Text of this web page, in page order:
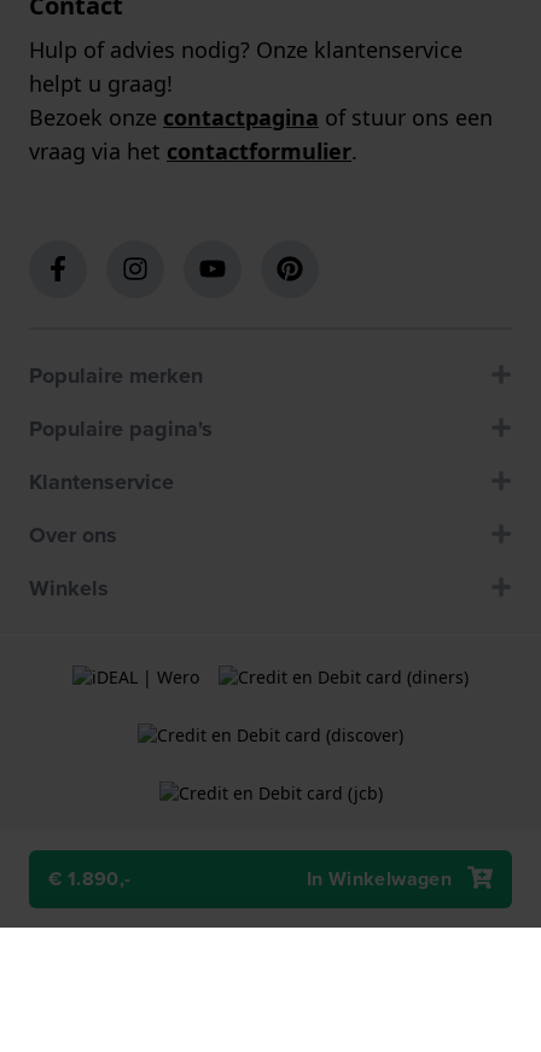
€ 1.890,- In Winkelwagen
Hulp of advies nodig? Onze klantenservice
helpt u graag!
Bezoek onze contactpagina of stuur ons een
vraag via het contactformulier.
Populaire merken
Populaire pagina's
Klantenservice
Over ons
Winkels